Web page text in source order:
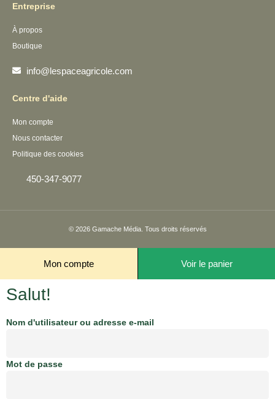
Entreprise
À propos
Boutique
info@lespaceagricole.com
Centre d'aide
Mon compte
Nous contacter
Politique des cookies
450-347-9077
© 2026 Gamache Média. Tous droits réservés
Mon compte Voir le panier
Salut!
Nom d'utilisateur ou adresse e-mail
Mot de passe